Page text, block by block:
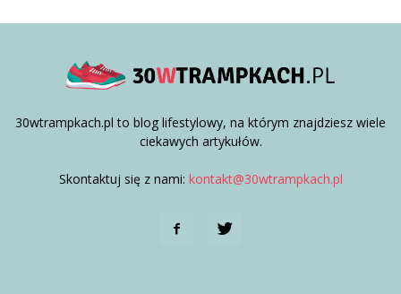
30wtrampkach.pl to blog lifestylowy, na którym znajdziesz wiele
ciekawych artykułów.
Skontaktuj się z nami: kontakt@30wtrampkach.pl